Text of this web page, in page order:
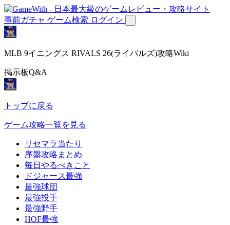
事前ガチャ ゲーム検索 ログイン
MLB 9イニングス RIVALS 26(ライバルズ)攻略Wiki
掲示板Q&A
トップに戻る
ゲーム攻略一覧を見る
リセマラ当たり
序盤攻略まとめ
毎日やるべきこと
ドジャース最強
最強球団
最強投手
最強野手
HOF最強